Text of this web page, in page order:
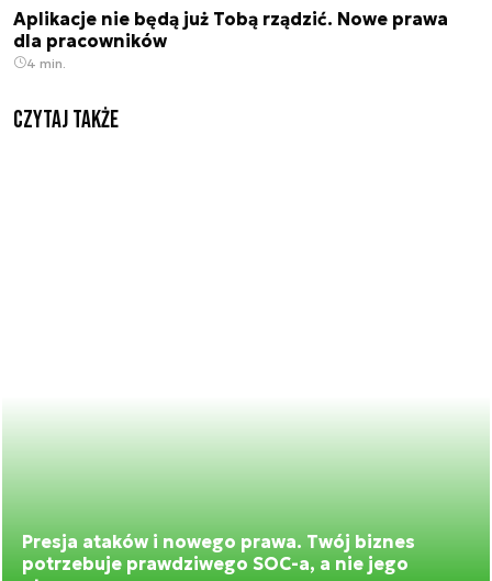
Aplikacje nie będą już Tobą rządzić. Nowe prawa
dla pracowników
4 min.
Czytaj także
Presja ataków i nowego prawa. Twój biznes
potrzebuje prawdziwego SOC-a, a nie jego